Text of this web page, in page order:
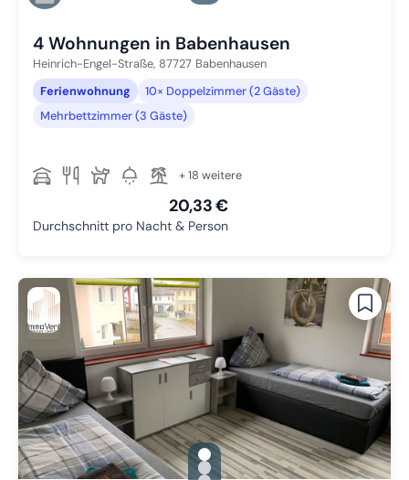
Zu Slide 4 wechseln
4 Wohnungen in Babenhausen
Heinrich-Engel-Straße, 87727 Babenhausen
Ferienwohnung
10× Doppelzimmer (2 Gäste)
Mehrbettzimmer (3 Gäste)
+ 18 weitere
20,33 €
Durchschnitt pro Nacht & Person
gallery.slide_selector
Zu Slide 1 wechseln